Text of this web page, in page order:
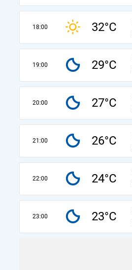
18:00 32°C
19:00 29°C
20:00 27°C
21:00 26°C
22:00 24°C
23:00 23°C